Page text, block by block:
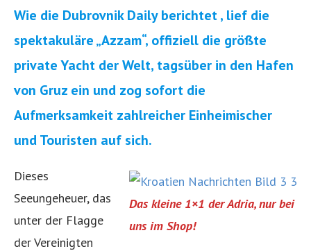
Wie die Dubrovnik Daily berichtet , lief die
spektakuläre „Azzam“, offiziell die größte
private Yacht der Welt, tagsüber in den Hafen
von Gruz ein und zog sofort die
Aufmerksamkeit zahlreicher Einheimischer
und Touristen auf sich.
Das kleine 1×1 der Adria, nur bei
uns im Shop!
Dieses
Seeungeheuer, das
unter der Flagge
der Vereinigten